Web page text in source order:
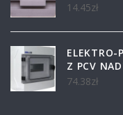
14.45zł
ELEKTRO-
Z PCV
74.38zł